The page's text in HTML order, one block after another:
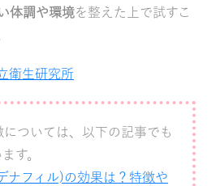
体調や環境を整えた上で試すこ
衛生研究所
ついては、以下の記事でも
す。
ナフィル)の効果は？特徴や